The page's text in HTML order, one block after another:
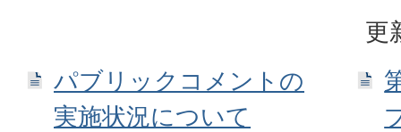
更
パブリックコメントの
実施状況について